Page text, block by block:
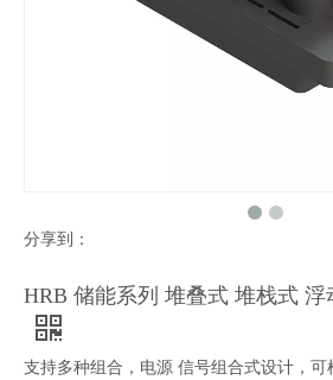
分享到：
HRB 储能系列 堆叠式 堆栈式 浮
支持多种组合，电源 信号组合式设计，可